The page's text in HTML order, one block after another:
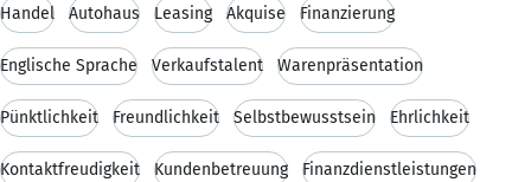
Handel Autohaus Leasing Akquise Finanzierung
Englische Sprache Verkaufstalent Warenpräsentation
Pünktlichkeit Freundlichkeit Selbstbewusstsein Ehrlichkeit
Kontaktfreudigkeit Kundenbetreuung Finanzdienstleistungen